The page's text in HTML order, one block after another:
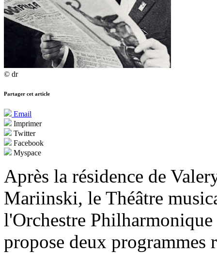
© dr
Partager cet article
Email
Imprimer
Twitter
Facebook
Myspace
Après la résidence de
Mariinski, le Théâtre
l'Orchestre
propose deux programmes